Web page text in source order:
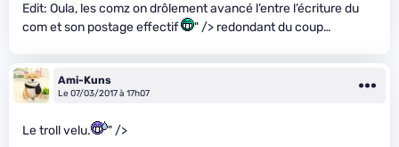
Edit: Oula, les comz on drôlement avancé l’entre l’écriture du
com et son postage effectif
" /> redondant du coup…
Ami-Kuns
Le 07/03/2017 à 17h07
Le troll velu. " />